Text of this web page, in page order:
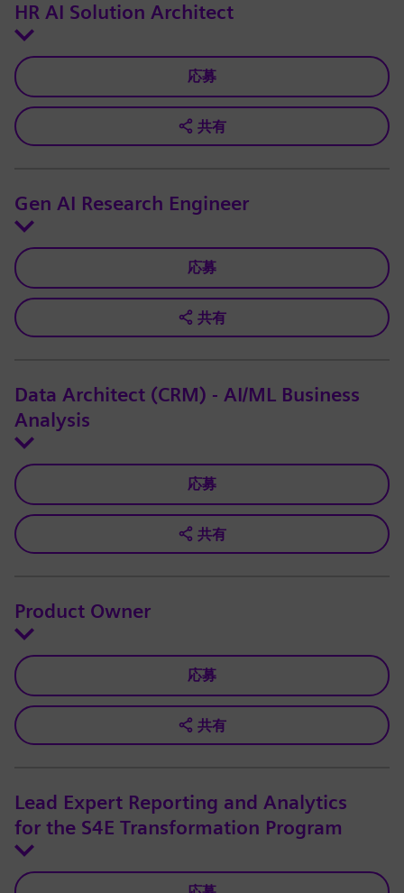
HR AI Solution Architect
応募
共有
Gen AI Research Engineer
応募
共有
Data Architect (CRM) - AI/ML Business
Analysis
応募
共有
Product Owner
応募
共有
Lead Expert Reporting and Analytics
for the S4E Transformation Program